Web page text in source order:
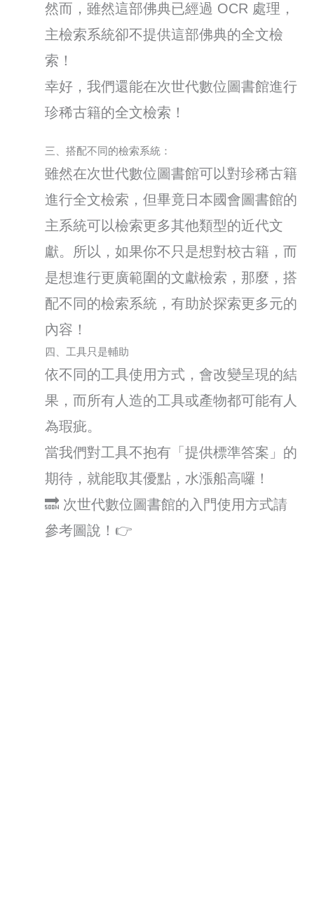
然而，雖然這部佛典已經過 OCR 處理，
主檢索系統卻不提供這部佛典的全文檢
索！
幸好，我們還能在次世代數位圖書館進行
珍稀古籍的全文檢索！
三、搭配不同的檢索系統：
雖然在次世代數位圖書館可以對珍稀古籍
進行全文檢索，但畢竟日本國會圖書館的
主系統可以檢索更多其他類型的近代文
獻。所以，如果你不只是想對校古籍，而
是想進行更廣範圍的文獻檢索，那麼，搭
配不同的檢索系統，有助於探索更多元的
內容！
四、工具只是輔助
依不同的工具使用方式，會改變呈現的結
果，而所有人造的工具或產物都可能有人
為瑕疵。
當我們對工具不抱有「提供標準答案」的
期待，就能取其優點，水漲船高囉！
🔜 次世代數位圖書館的入門使用方式請
參考圖說！👉